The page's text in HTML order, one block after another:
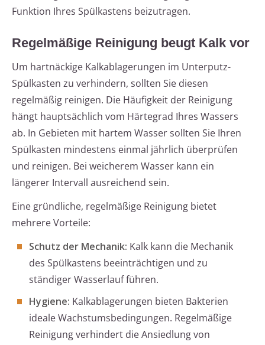
Funktion Ihres Spülkastens beizutragen.
Regelmäßige Reinigung beugt Kalk vor
Um hartnäckige Kalkablagerungen im Unterputz-
Spülkasten zu verhindern, sollten Sie diesen
regelmäßig reinigen. Die Häufigkeit der Reinigung
hängt hauptsächlich vom Härtegrad Ihres Wassers
ab. In Gebieten mit hartem Wasser sollten Sie Ihren
Spülkasten mindestens einmal jährlich überprüfen
und reinigen. Bei weicherem Wasser kann ein
längerer Intervall ausreichend sein.
Eine gründliche, regelmäßige Reinigung bietet
mehrere Vorteile:
Schutz der Mechanik: Kalk kann die Mechanik
des Spülkastens beeinträchtigen und zu
ständiger Wasserlauf führen.
Hygiene: Kalkablagerungen bieten Bakterien
ideale Wachstumsbedingungen. Regelmäßige
Reinigung verhindert die Ansiedlung von